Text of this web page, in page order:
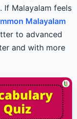
If Malayalam feels
Malayalam
to advanced
and with more